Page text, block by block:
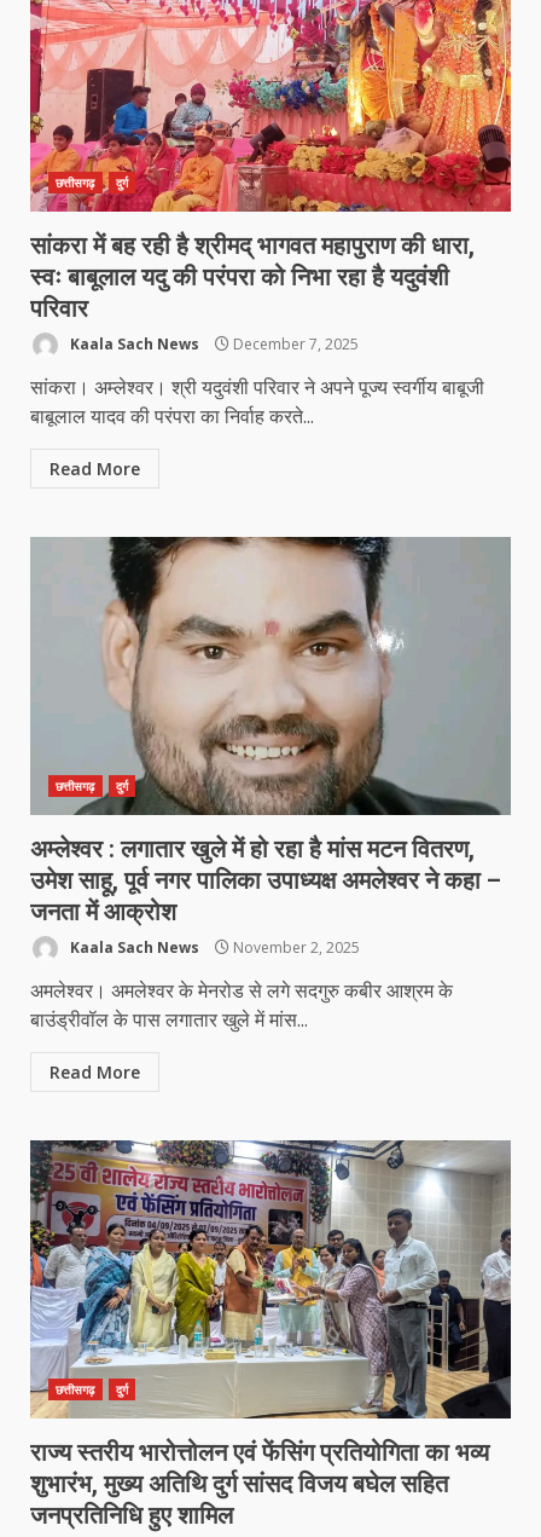
छत्तीसगढ़ दुर्ग
सांकरा में बह रही है श्रीमद् भागवत महापुराण की धारा,
स्वः बाबूलाल यदु की परंपरा को निभा रहा है यदुवंशी
परिवार
Kaala Sach News December 7, 2025
सांकरा। अम्लेश्वर। श्री यदुवंशी परिवार ने अपने पूज्य स्वर्गीय बाबूजी
बाबूलाल यादव की परंपरा का निर्वाह करते...
Read More
छत्तीसगढ़ दुर्ग
अम्लेश्वर : लगातार खुले में हो रहा है मांस मटन वितरण,
उमेश साहू, पूर्व नगर पालिका उपाध्यक्ष अमलेश्वर ने कहा –
जनता में आक्रोश
Kaala Sach News November 2, 2025
अमलेश्वर। अमलेश्वर के मेनरोड से लगे सदगुरु कबीर आश्रम के
बाउंड्रीवॉल के पास लगातार खुले में मांस...
Read More
छत्तीसगढ़ दुर्ग
राज्य स्तरीय भारोत्तोलन एवं फेंसिंग प्रतियोगिता का भव्य
शुभारंभ, मुख्य अतिथि दुर्ग सांसद विजय बघेल सहित
जनप्रतिनिधि हुए शामिल